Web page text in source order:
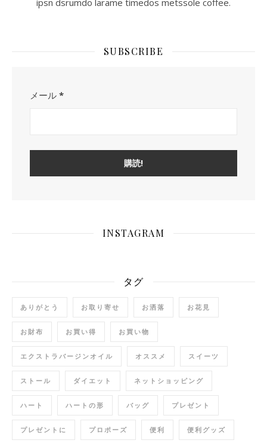
ipsn dsrumdo larame timedos metssole coffee.
SUBSCRIBE
メール *
INSTAGRAM
タグ
ありがとう お取り寄せ お洒落 お花見
お財布 お買い得 お買い物
エクストラバージンオイル オススメ スイーツ
ストール ダイエット ネットショッピング
ハート ハートの形 バッグ プレゼント
プレゼントに プロポーズ 便利 便利グッズ